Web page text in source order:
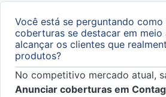
Você está se perguntando
coberturas se destacar em
alcançar os clientes que
produtos?
No competitivo mercado atual,
Anunciar coberturas em